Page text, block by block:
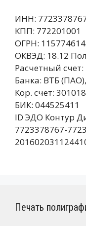
ИНН:
КПП: 772201001
ОГРН:
ОКВЭД: 18.12
Расчетный
Банка: ВТБ
Кор. счет:
БИК: 044525411
ID ЭДО Контур
7723378767-
Печать